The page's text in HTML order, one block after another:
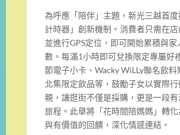
為呼應「陪伴」主題，新光三越首
計時器」創新機制。消費者只需在
並進行GPS定位，即可開始累積與家
數。每滿1小時即可兌換限定專屬好
節電子小卡、Wacky WiLLy聯名飲料
北集限定飲品等，鼓勵子女以實際
親，讓逛街不僅是採購，更是一段
旅程。此舉將「花時間陪媽媽」轉
與有價值的回饋，深化情感連結。